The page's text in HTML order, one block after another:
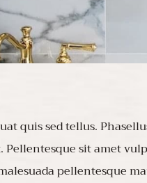
quis sed tellus.
sit amet
pellentesque